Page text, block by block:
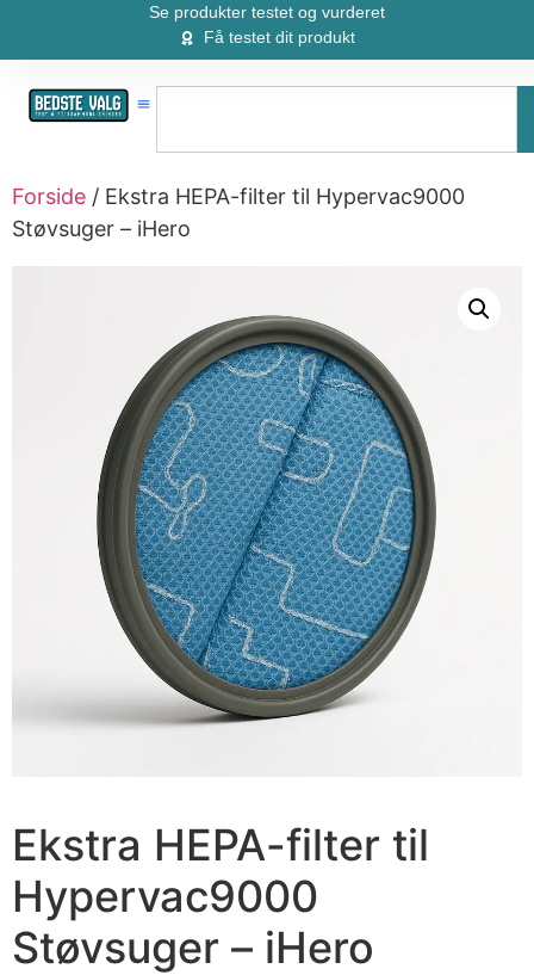
Se produkter testet og vurderet
Få testet dit produkt
Forside / Ekstra HEPA-filter til Hypervac9000
Støvsuger – iHero
Ekstra HEPA-filter til
Hypervac9000
Støvsuger – iHero